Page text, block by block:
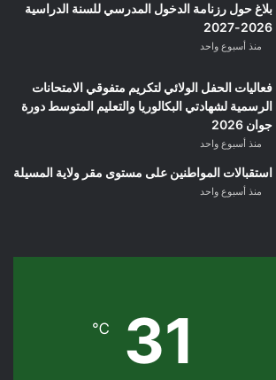
بلاغ حول رزنامة الدخول المدرسي للسنة الدراسية
2026-2027
منذ أسبوع واحد
فعاليات الحفل الولائي لتكريم متفوقي الامتحانات
الرسمية لشهادتي البكالوريا والتعليم المتوسط دورة
جوان 2026
منذ أسبوع واحد
استقبالات المواطنين على مستوى مقر ولاية المسيلة
منذ أسبوع واحد
31
℃